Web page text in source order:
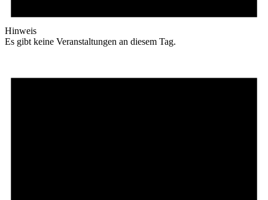
Hinweis
Es gibt keine Veranstaltungen an diesem Tag.